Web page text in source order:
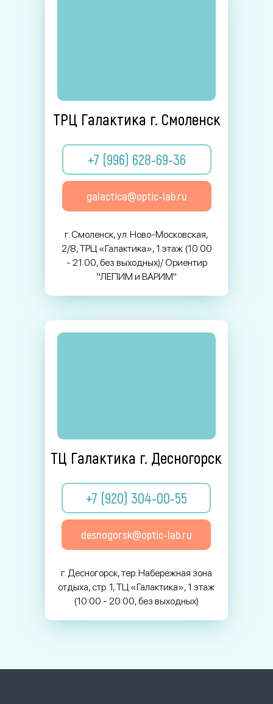
ТЦ Галактика г. Десногорск
+7 (920) 304-00-55
desnogorsk@optic-lab.ru
г. Десногорск, тер. Набережная зона
отдыха, стр. 1, ТЦ «Галактика», 1 этаж
(10:00 - 20:00, без выходных)
+7 (996) 628-69-36
galactica@optic-lab.ru
ТРЦ Галактика г. Смоленск
г. Смоленск, ул. Ново-Московская,
2/8, ТРЦ «Галактика», 1 этаж (10:00
- 21:00, без выходных)/ Ориентир
"ЛЕПИМ и ВАРИМ"